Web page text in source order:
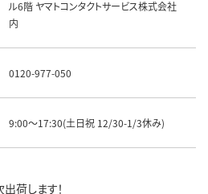
ル6階 ヤマトコンタクトサービス株式会社
内
0120-977-050
9:00～17:30(土日祝 12/30-1/3休み)
荷します！